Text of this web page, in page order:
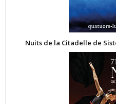
Nuits de la Citadelle de